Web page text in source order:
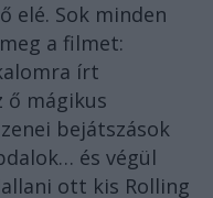
elé. Sok minden
a filmet:
írt
ő mágikus
bejátszások
és végül
ott kis Rolling